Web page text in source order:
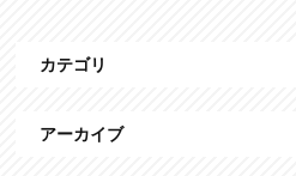
カテゴリ
アーカイブ